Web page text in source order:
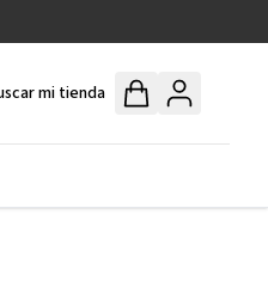
mi tienda